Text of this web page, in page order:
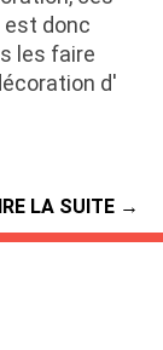
est donc
les faire
d'
LA SUITE →